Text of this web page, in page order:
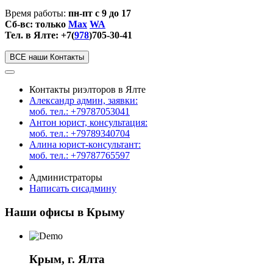
Время работы: пн-пт с 9 до 17
Сб-вс: только Max WA
Тел. в Ялте: +7(978)705-30-41
ВСЕ наши Контакты
Контакты риэлторов в Ялте
Александр админ, заявки:
моб. тел.: +79787053041
Антон юрист, консультация:
моб. тел.: +79789340704
Алина юрист-консультант:
моб. тел.: +79787765597
Администраторы
Написать сисадмину
Наши офисы в Крыму
Крым, г. Ялта